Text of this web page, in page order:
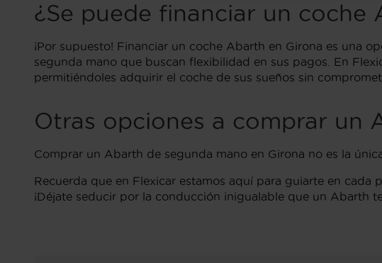
¿Se puede financiar un coche
¡Por supuesto! Financiar un coche Abarth en Girona es una
segunda mano que buscan flexibilidad en sus pagos. En
permitiéndoles adquirir el coche de sus sueños sin
Otras opciones a comprar un
Comprar un Abarth de segunda mano en Girona no es la
Recuerda que en Flexicar estamos aquí para guiarte en cada
¡Déjate seducir por la conducción inigualable que un Abarth